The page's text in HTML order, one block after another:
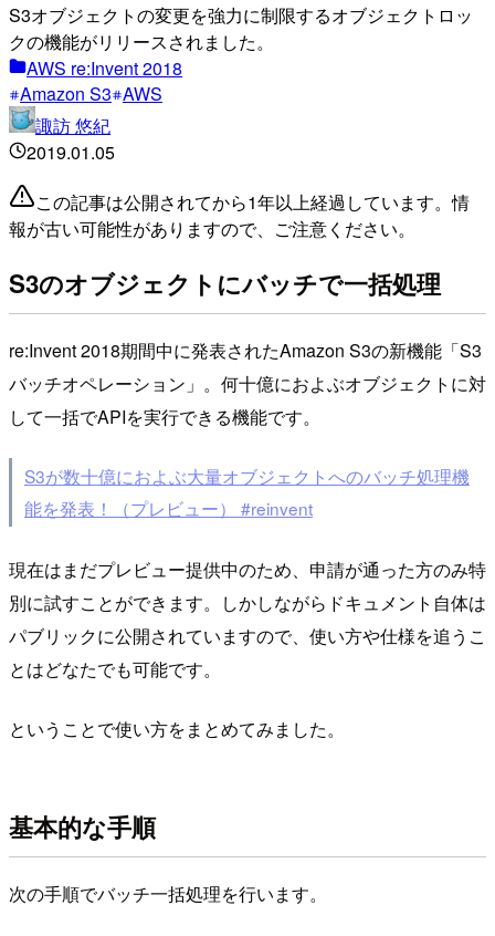
S3オブジェクトの変更を強力に制限するオブジェクトロッ
クの機能がリリースされました。
AWS re:Invent 2018
Amazon S3 AWS
諏訪 悠紀
2019.01.05
この記事は公開されてから1年以上経過しています。情
報が古い可能性がありますので、ご注意ください。
S3のオブジェクトにバッチで一括処理
re:Invent 2018期間中に発表されたAmazon S3の新機能「S3
バッチオペレーション」。何十億におよぶオブジェクトに対
して一括でAPIを実行できる機能です。
S3が数十億におよぶ大量オブジェクトへのバッチ処理機
能を発表！（プレビュー） #reinvent
現在はまだプレビュー提供中のため、申請が通った方のみ特
別に試すことができます。しかしながらドキュメント自体は
パブリックに公開されていますので、使い方や仕様を追うこ
とはどなたでも可能です。
ということで使い方をまとめてみました。
基本的な手順
次の手順でバッチ一括処理を行います。